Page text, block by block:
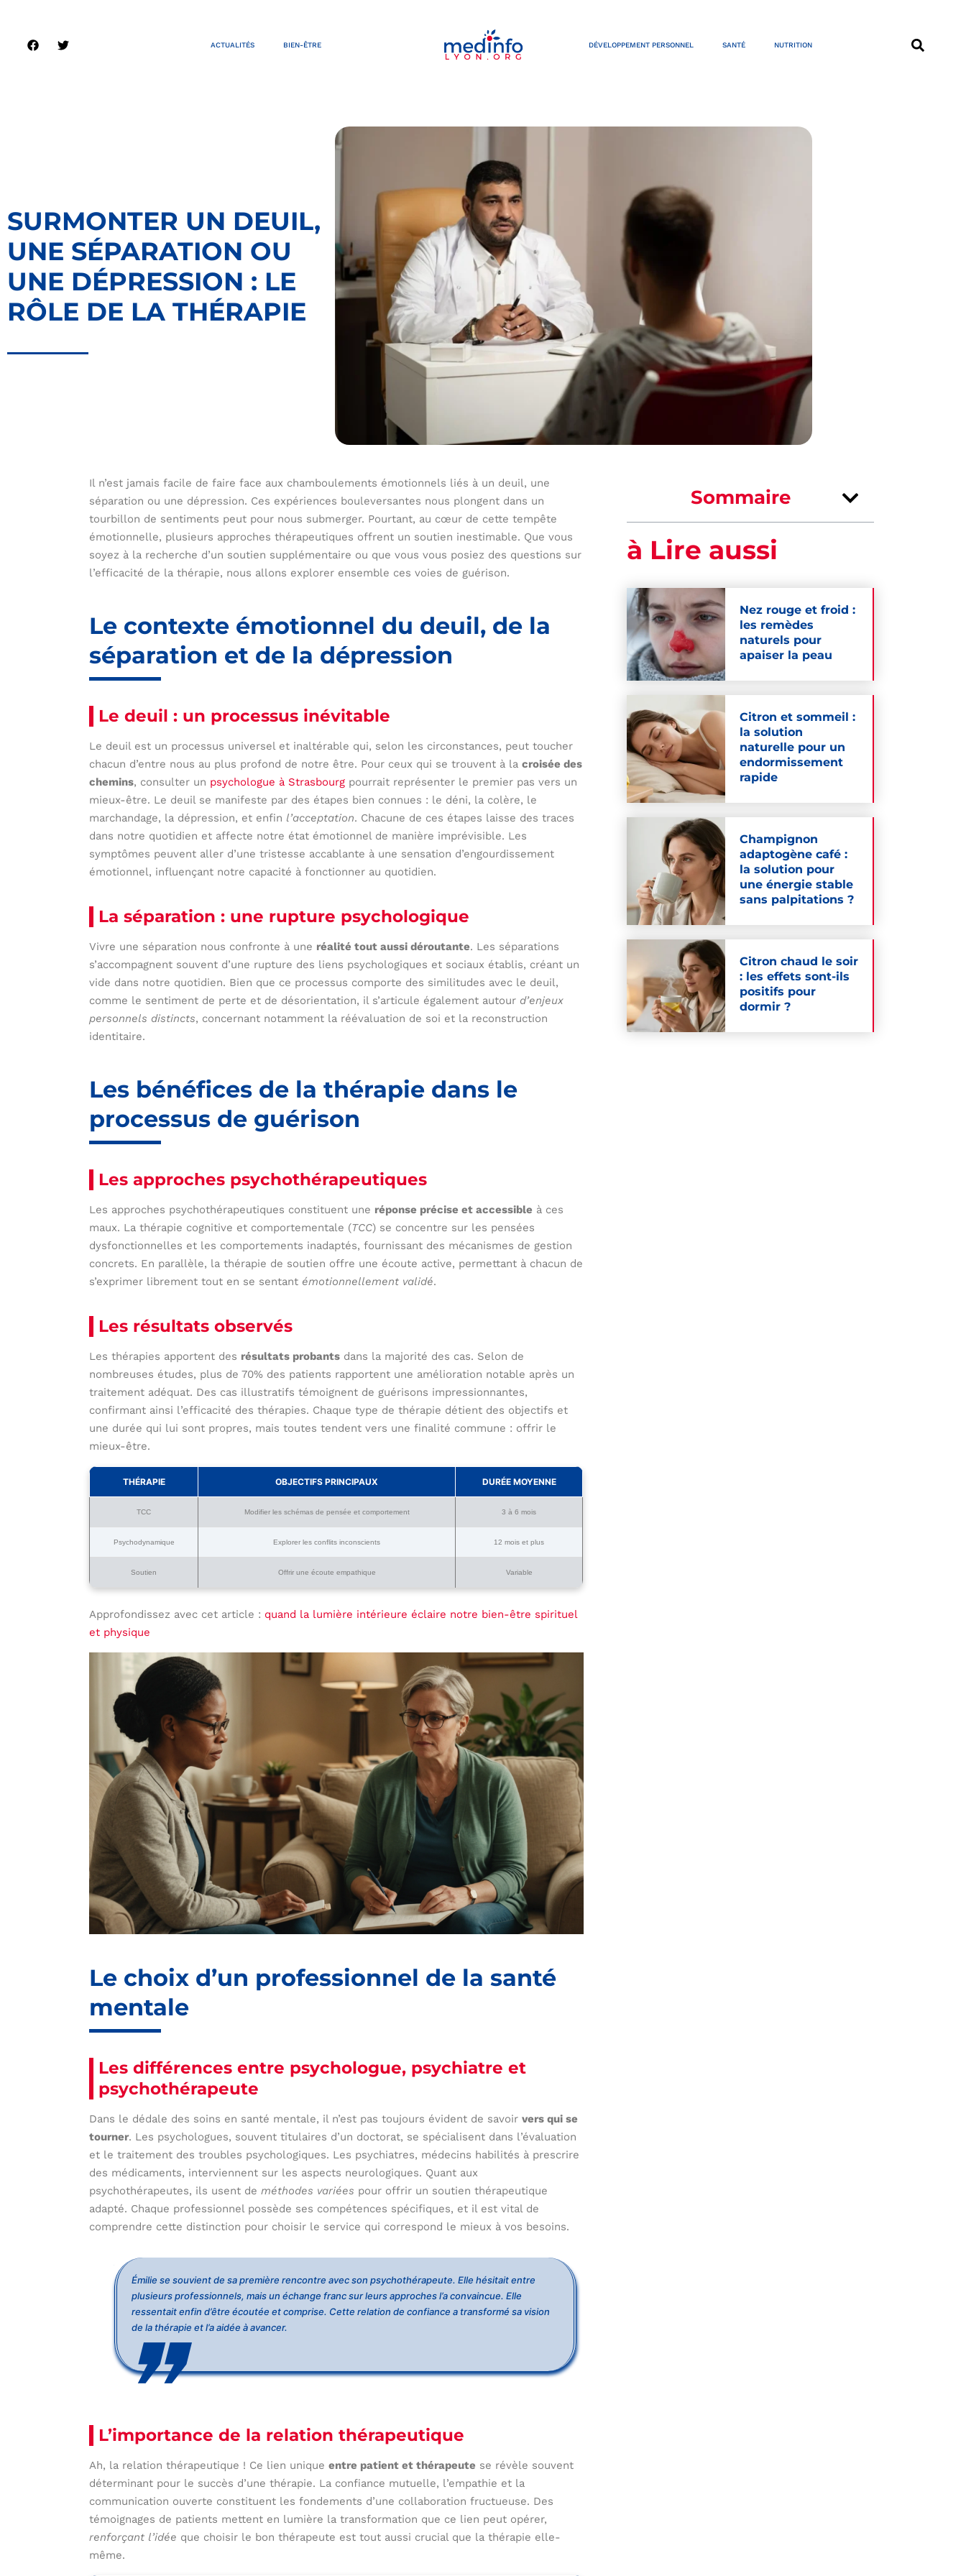
ACTUALITÉS BIEN-ÊTRE DÉVELOPPEMENT PERSONNEL SANTÉ NUTRITION
SURMONTER UN DEUIL,
UNE SÉPARATION OU
UNE DÉPRESSION : LE
RÔLE DE LA THÉRAPIE
Il n’est jamais facile de faire face aux chamboulements émotionnels liés à un deuil, une
séparation ou une dépression. Ces expériences bouleversantes nous plongent dans un
tourbillon de sentiments peut pour nous submerger. Pourtant, au cœur de cette tempête
émotionnelle, plusieurs approches thérapeutiques offrent un soutien inestimable. Que vous
soyez à la recherche d’un soutien supplémentaire ou que vous vous posiez des questions sur
l’efficacité de la thérapie, nous allons explorer ensemble ces voies de guérison.
Le contexte émotionnel du deuil, de la
séparation et de la dépression
Le deuil : un processus inévitable
Le deuil est un processus universel et inaltérable qui, selon les circonstances, peut toucher
chacun d’entre nous au plus profond de notre être. Pour ceux qui se trouvent à lacroisée des
chemins, consulter un psychologue à Strasbourg pourrait représenter le premier pas vers un
mieux-être. Le deuil se manifeste par des étapes bien connues : le déni, la colère, le
marchandage, la dépression, et enfin l’acceptation. Chacune de ces étapes laisse des traces
dans notre quotidien et affecte notre état émotionnel de manière imprévisible. Les
symptômes peuvent aller d’une tristesse accablante à une sensation d’engourdissement
émotionnel, influençant notre capacité à fonctionner au quotidien.
La séparation : une rupture psychologique
Vivre une séparation nous confronte à une réalité tout aussi déroutante. Les séparations
s’accompagnent souvent d’une rupture des liens psychologiques et sociaux établis, créant un
vide dans notre quotidien. Bien que ce processus comporte des similitudes avec le deuil,
comme le sentiment de perte et de désorientation, il s’articule également autour d’enjeux
personnels distincts, concernant notamment la réévaluation de soi et la reconstruction
identitaire.
Les bénéfices de la thérapie dans le
processus de guérison
Les approches psychothérapeutiques
Les approches psychothérapeutiques constituent une réponse précise et accessible à ces
maux. La thérapie cognitive et comportementale (TCC) se concentre sur les pensées
dysfonctionnelles et les comportements inadaptés, fournissant des mécanismes de gestion
concrets. En parallèle, la thérapie de soutien offre une écoute active, permettant à chacun de
s’exprimer librement tout en se sentant émotionnellement validé.
Les résultats observés
Les thérapies apportent des résultats probants dans la majorité des cas. Selon de
nombreuses études, plus de 70% des patients rapportent une amélioration notable après un
traitement adéquat. Des cas illustratifs témoignent de guérisons impressionnantes,
confirmant ainsi l’efficacité des thérapies. Chaque type de thérapie détient des objectifs et
une durée qui lui sont propres, mais toutes tendent vers une finalité commune : offrir le
mieux-être.
THÉRAPIE OBJECTIFS PRINCIPAUX DURÉE MOYENNE
TCC Modifier les schémas de pensée et comportement 3 à 6 mois
Psychodynamique Explorer les conflits inconscients 12 mois et plus
Soutien Offrir une écoute empathique Variable
Approfondissez avec cet article : quand la lumière intérieure éclaire notre bien-être spirituel
et physique
Le choix d’un professionnel de la santé
mentale
Les différences entre psychologue, psychiatre et
psychothérapeute
Dans le dédale des soins en santé mentale, il n’est pas toujours évident de savoirvers qui se
tourner. Les psychologues, souvent titulaires d’un doctorat, se spécialisent dans l’évaluation
et le traitement des troubles psychologiques. Les psychiatres, médecins habilités à prescrire
des médicaments, interviennent sur les aspects neurologiques. Quant aux
psychothérapeutes, ils usent deméthodes variées pour offrir un soutien thérapeutique
adapté. Chaque professionnel possède ses compétences spécifiques, et il est vital de
comprendre cette distinction pour choisir le service qui correspond le mieux à vos besoins.
Émilie se souvient de sa première rencontre avec son psychothérapeute. Elle hésitait entre
plusieurs professionnels, mais un échange franc sur leurs approches l’a convaincue. Elle
ressentait enfin d’être écoutée et comprise. Cette relation de confiance a transformé sa vision
de la thérapie et l’a aidée à avancer.
L’importance de la relation thérapeutique
Ah, la relation thérapeutique ! Ce lien uniqueentre patient et thérapeute se révèle souvent
déterminant pour le succès d’une thérapie. La confiance mutuelle, l’empathie et la
communication ouverte constituent les fondements d’une collaboration fructueuse. Des
témoignages de patients mettent en lumière la transformation que ce lien peut opérer,
renforçant l’idée que choisir le bon thérapeute est tout aussi crucial que la thérapie elle-
même.
Sommaire
à Lire aussi
Nez rouge et froid :
les remèdes
naturels pour
apaiser la peau
Citron et sommeil :
la solution
naturelle pour un
endormissement
rapide
Champignon
adaptogène café :
la solution pour
une énergie stable
sans palpitations ?
Citron chaud le soir
: les effets sont-ils
positifs pour
dormir ?